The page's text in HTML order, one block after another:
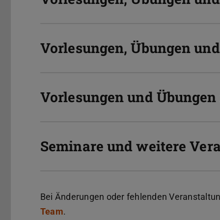
Vorlesungen, Übungen
Vorlesungen und
Seminare und weitere
Bei Änderungen oder fehlenden
Team.